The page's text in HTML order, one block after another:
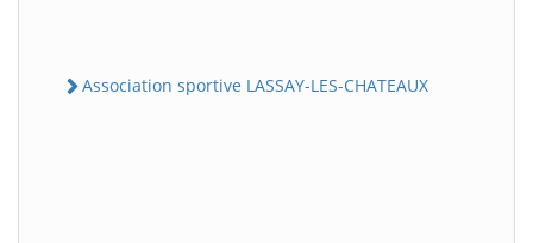
Association sportive LASSAY-LES-CHATEAUX